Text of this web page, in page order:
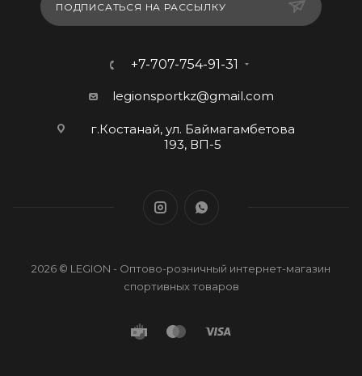
ПОДПИСАТЬСЯ НА РАССЫЛКУ
+7-707-754-91-31
legionsportkz@gmail.com
г.Костанай, ул. Баймагамбетова
193, ВП-5
2026 © LEGION - Оптово-розничный интернет-магазин
спортивных товаров